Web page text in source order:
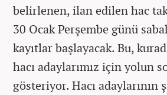
belirlenen, ilan edilen hac
30 Ocak Perşembe günü
kayıtlar başlayacak. Bu,
hacı adaylarımız için yolun
gösteriyor. Hacı adaylarının